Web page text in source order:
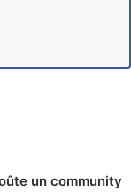
un community